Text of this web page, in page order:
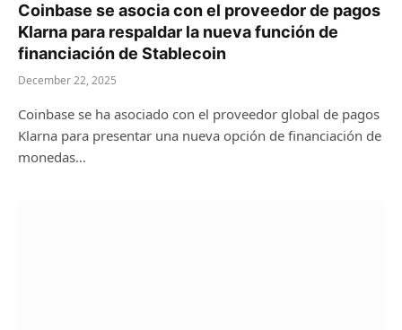
Coinbase se asocia con el proveedor de pagos
Klarna para respaldar la nueva función de
financiación de Stablecoin
December 22, 2025
Coinbase se ha asociado con el proveedor global de pagos
Klarna para presentar una nueva opción de financiación de
monedas…